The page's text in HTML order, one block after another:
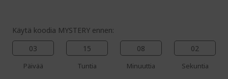
Käytä koodia MYSTERY ennen:
03
Päivää
15
Tuntia
08
Minuuttia
01
Sekuntia